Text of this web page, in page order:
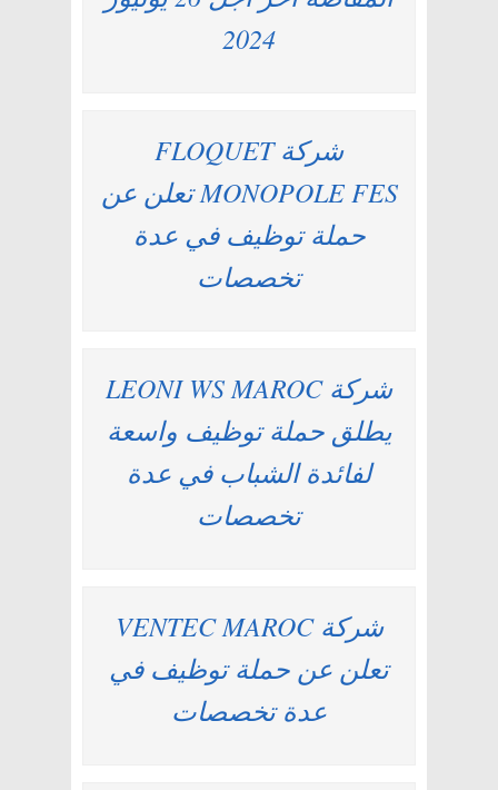
2024
شركة FLOQUET
MONOPOLE FES تعلن عن
حملة توظيف في عدة
تخصصات
شركة LEONI WS MAROC
يطلق حملة توظيف واسعة
لفائدة الشباب في عدة
تخصصات
شركة VENTEC MAROC
تعلن عن حملة توظيف في
عدة تخصصات